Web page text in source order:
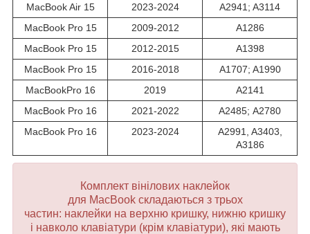
MacBook Air 15
2023-2024
A2941; A3114
MacBook Pro 15
2009-2012
A1286
MacBook Pro 15
2012-2015
A1398
MacBook Pro 15
2016-2018
A1707; A1990
MacBookPro 16
2019
A2141
MacBook Pro 16
2021-2022
A2485; А2780
MacBook Pro 16
2023-2024
A2991, A3403,
A3186
Комплект вінілових наклейок
для MacBook складаються з трьох
частин: наклейки на верхню кришку, нижню кришку
і навколо клавіатури (крім клавіатури), які мають